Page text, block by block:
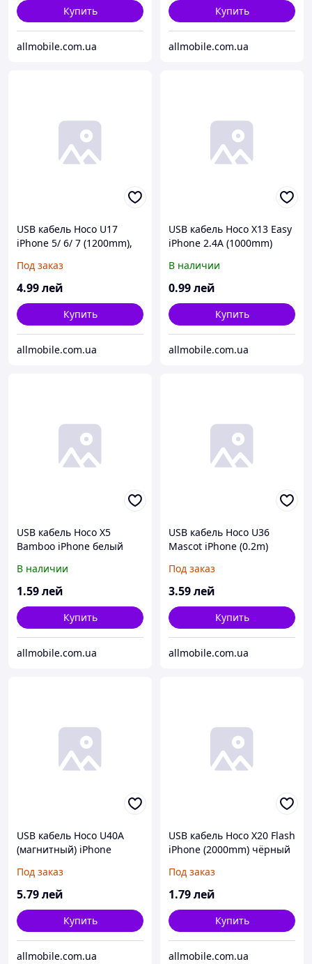
Купить
allmobile.com.ua
Купить
allmobile.com.ua
USB кабель Hoco U17
iPhone 5/ 6/ 7 (1200mm),
Под заказ
4.99лей
Купить
allmobile.com.ua
USB кабель Hoco X13 Easy
iPhone 2.4A (1000mm)
В наличии
0.99лей
Купить
allmobile.com.ua
USB кабель Hoco X5
Bamboo iPhone белый
В наличии
1.59лей
Купить
allmobile.com.ua
USB кабель Hoco U36
Mascot iPhone (0.2m)
Под заказ
3.59лей
Купить
allmobile.com.ua
USB кабель Hoco U40A
(магнитный) iPhone
Под заказ
5.79лей
Купить
allmobile.com.ua
USB кабель Hoco X20 Flash
iPhone (2000mm) чёрный
Под заказ
1.79лей
Купить
allmobile.com.ua